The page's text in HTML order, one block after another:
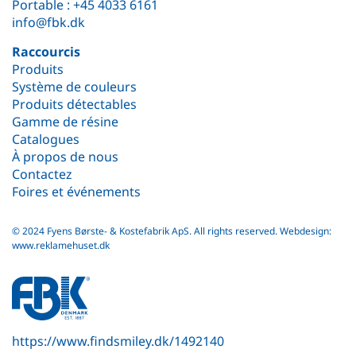
Portable : +45 4033 6161
info@fbk.dk
Raccourcis
Produits
Système de couleurs
Produits détectables
Gamme de résine
Catalogues
À propos de nous
Contactez
Foires et événements
© 2024 Fyens Børste- & Kostefabrik ApS. All rights reserved.Webdesign:
www.reklamehuset.dk
fbk
https://www.findsmiley.dk/1492140